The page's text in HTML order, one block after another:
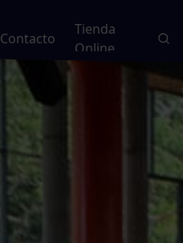
Contacto
Tienda
Online